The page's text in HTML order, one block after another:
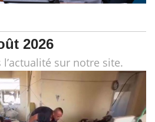
2026
sur notre site.